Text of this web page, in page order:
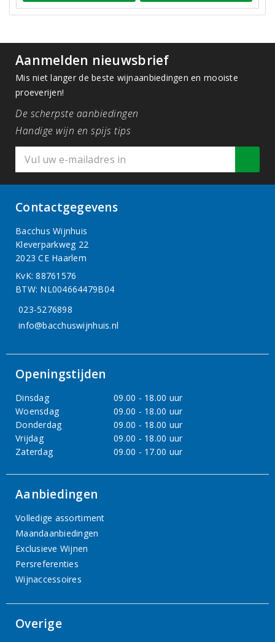
Aanmelden nieuwsbrief
Mis niet langer de beste wijnaanbiedingen en mooiste
proeverijen!
De scherpste aanbiedingen
Handige wijn en spijs tips
Contactgegevens
Bacchus Wijnhuis
Kleverparkweg 22
2023 CE Haarlem
KvK: 88761576
BTW: NL004664479B04
023-5276898
info@bacchuswijnhuis.nl
Openingstijden
Dinsdag
09.00 - 18.00 uur
Woensdag
09.00 - 18.00 uur
Donderdag
09.00 - 18.00 uur
Vrijdag
09.00 - 18.00 uur
Zaterdag
09.00 - 17.00 uur
Aanbiedingen
Volledige assortiment
Maandaanbiedingen
Exclusieve Wijnen
Persreferenties
Wijnaccessoires
Overige